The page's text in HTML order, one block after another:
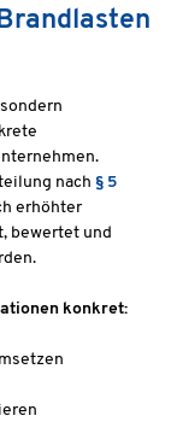
nach § 5
erhöhter
bewertet und
konkret: